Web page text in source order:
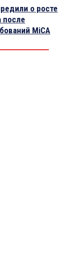
о росте
после
MiCA